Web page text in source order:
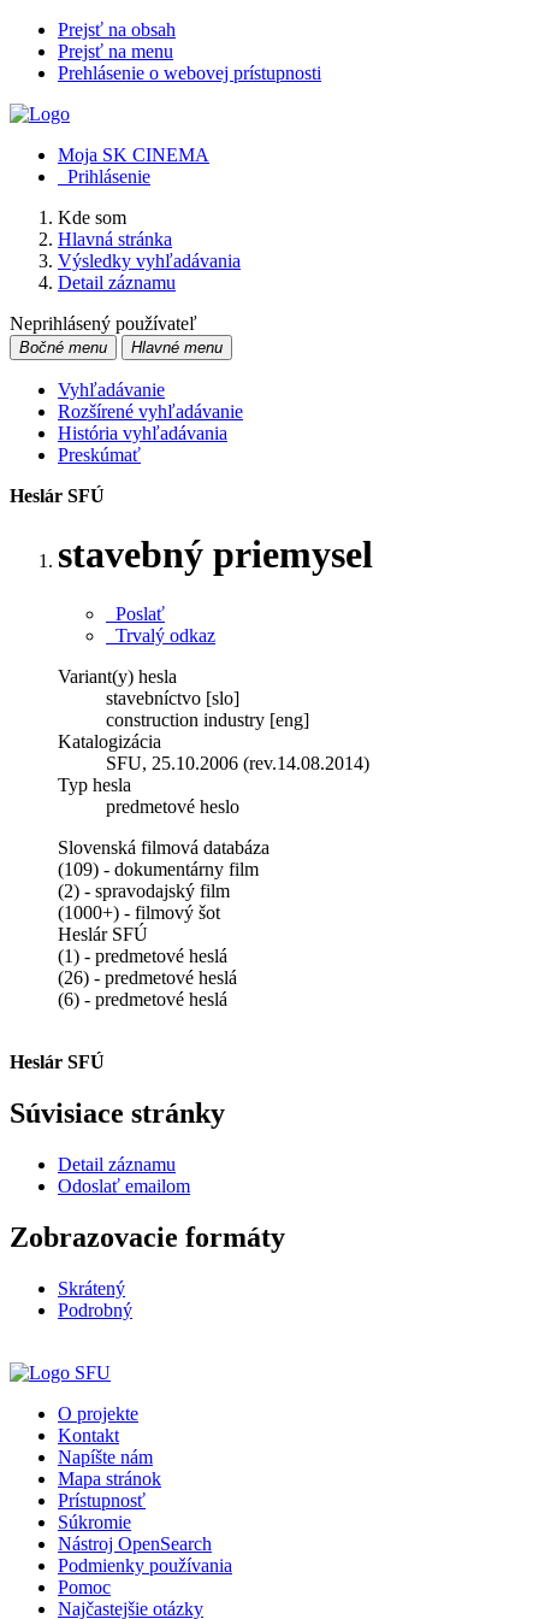
Prejsť na obsah
Prejsť na menu
Prehlásenie o webovej prístupnosti
Moja SK CINEMA
Prihlásenie
Kde som
Hlavná stránka
Výsledky vyhľadávania
Detail záznamu
Neprihlásený používateľ
Bočné menu Hlavné menu
Vyhľadávanie
Rozšírené vyhľadávanie
História vyhľadávania
Preskúmať
Heslár SFÚ
stavebný priemysel
Poslať
Trvalý odkaz
Variant(y) hesla
stavebníctvo [slo]
construction industry [eng]
Katalogizácia
SFU, 25.10.2006 (rev.14.08.2014)
Typ hesla
predmetové heslo
Slovenská filmová databáza
(109) - dokumentárny film
(2) - spravodajský film
(1000+) - filmový šot
Heslár SFÚ
(1) - predmetové heslá
(26) - predmetové heslá
(6) - predmetové heslá
Heslár SFÚ
Súvisiace stránky
Detail záznamu
Odoslať emailom
Zobrazovacie formáty
Skrátený
Podrobný
O projekte
Kontakt
Napíšte nám
Mapa stránok
Prístupnosť
Súkromie
Nástroj OpenSearch
Podmienky používania
Pomoc
Najčastejšie otázky